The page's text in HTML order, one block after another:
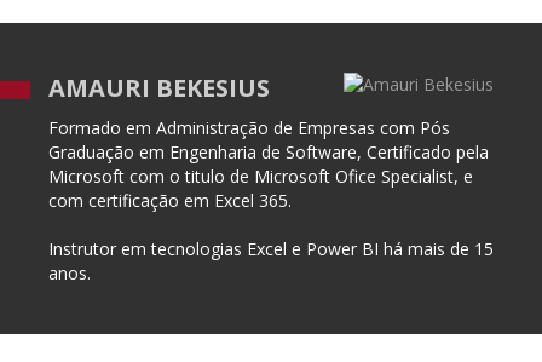
AMAURI BEKESIUS
Formado em Administração de Empresas com Pós
Graduação em Engenharia de Software, Certificado pela
Microsoft com o titulo de Microsoft Ofice Specialist, e
com certificação em Excel 365.
Instrutor em tecnologias Excel e Power BI há mais de 15
anos.